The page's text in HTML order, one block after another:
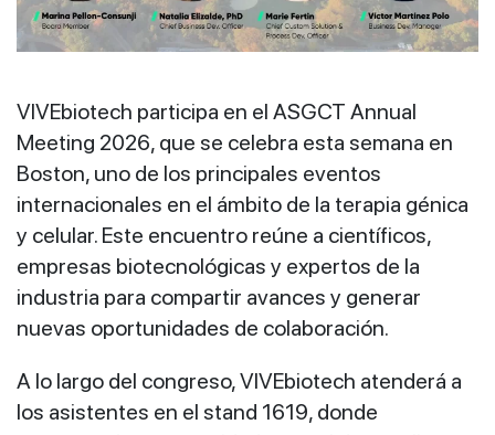
VIVEbiotech participa en el ASGCT Annual
Meeting 2026, que se celebra esta semana en
Boston, uno de los principales eventos
internacionales en el ámbito de la terapia génica
y celular. Este encuentro reúne a científicos,
empresas biotecnológicas y expertos de la
industria para compartir avances y generar
nuevas oportunidades de colaboración.
A lo largo del congreso, VIVEbiotech atenderá a
los asistentes en el stand 1619, donde